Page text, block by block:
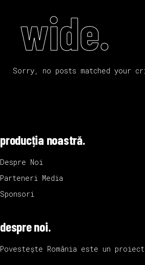
wide.
Sorry, no posts matched your
producția noastră.
Despre Noi
Parteneri Media
Sponsori
despre noi.
Povestește România este un proiect